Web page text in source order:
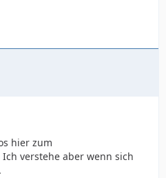
hier zum
verstehe aber wenn sich